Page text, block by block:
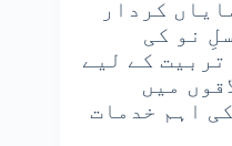
کردار
نو کی
تربیت کے لیے
میں
اہم خدمات